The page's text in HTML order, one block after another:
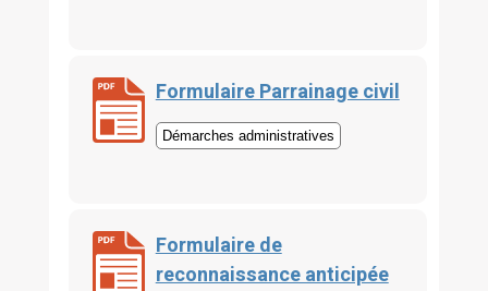
Formulaire Parrainage civil
Démarches administratives
Formulaire de
reconnaissance anticipée